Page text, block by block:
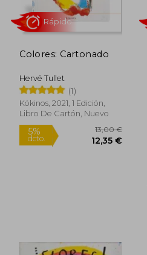
5% 10,95 €
Colores: Cartonado
Hervé Tullet
(1)
Kókinos, 2021, 1 Edición,
Libro De Cartón, Nuevo